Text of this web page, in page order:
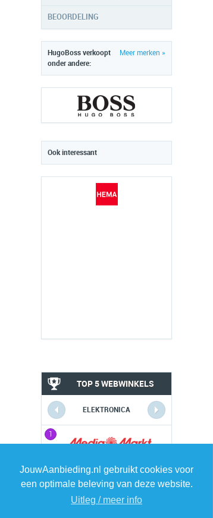
JouwAanbieding.nl gebruikt cookies voor
een optimale beleving van deze website.
Uitleg / meer info
BEOORDELING
Meer merken »
HugoBoss verkoopt
onder andere:
Ook interessant
TOP 5 WEBWINKELS
ELEKTRONICA
1
2 2